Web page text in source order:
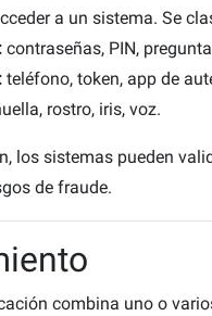
a un sistema. Se
contraseñas, PIN,
teléfono, token, app de
rostro, iris, voz.
los sistemas pueden
de fraude.
combina uno o